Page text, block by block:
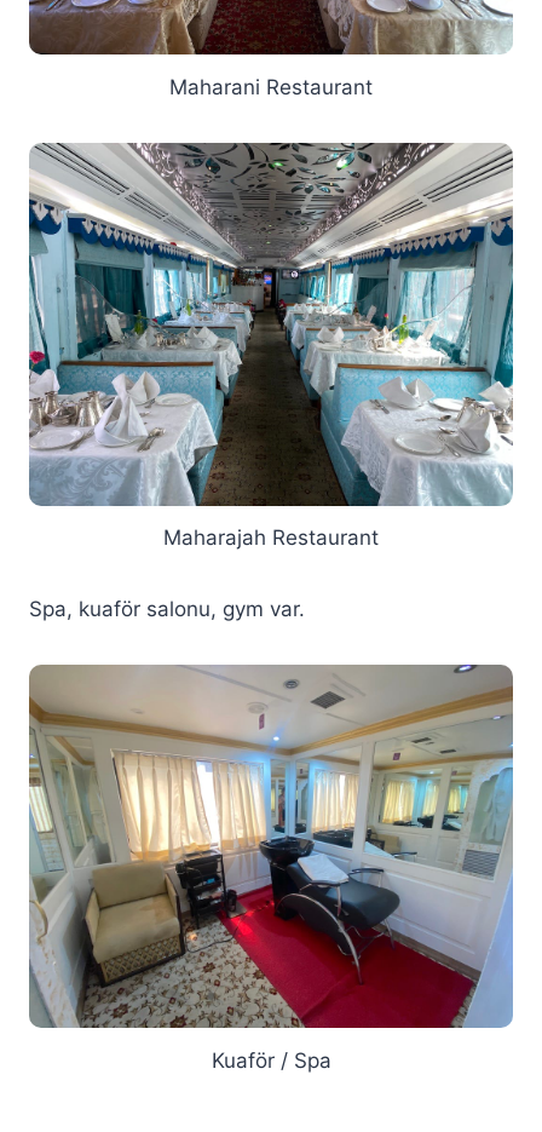
Maharani Restaurant
Maharajah Restaurant
Spa, kuaför salonu, gym var.
Kuaför / Spa